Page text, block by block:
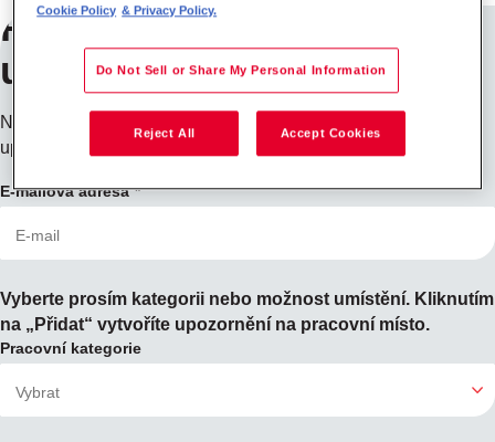
Přihlaste se k odběru
upozornění na práci
Nenašli jste, co jste hledali? Zaregistrujte se a my vás
upozorníme, až budou pozice dostupné.
E-mailová adresa
Vyberte prosím kategorii nebo možnost umístění. Kliknutím
na „Přidat“ vytvoříte upozornění na pracovní místo.
Pracovní kategorie
Cookie Policy & Privacy Policy.
Do Not Sell or Share My Personal Information
Reject All Accept Cookies